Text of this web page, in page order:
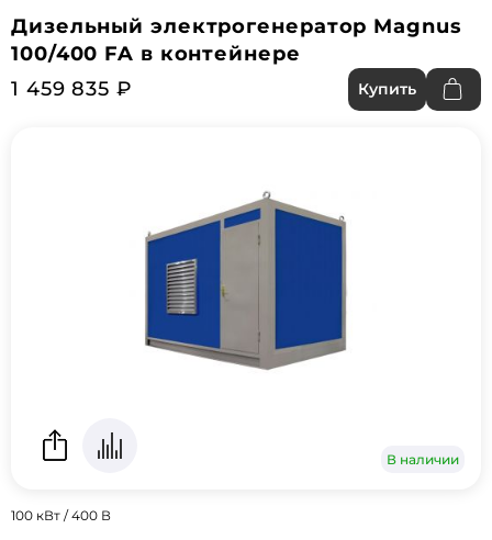
Дизельный электрогенератор Magnus
100/400 FA в контейнере
1 459 835 ₽
Купить
В наличии
100 кВт / 400 В